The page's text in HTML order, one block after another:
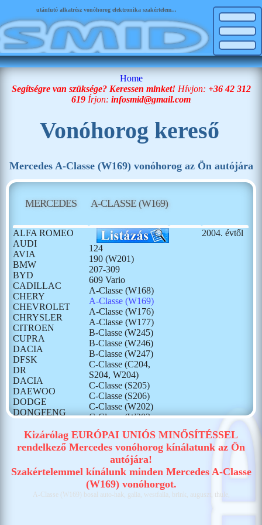
utánfutó alkatrész vonóhorog elektronika szakértelem...
Home
Segítségre van szüksége? Keressen minket! Hívjon: +36 42 312
619 Írjon: infosmid@gmail.com
Vonóhorog kereső
Mercedes A-Classe (W169) vonóhorog az Ön autójára
MERCEDES A-CLASSE (W169)
ALFA ROMEO
AUDI
AVIA
BMW
BYD
CADILLAC
CHERY
CHEVROLET
CHRYSLER
CITROEN
CUPRA
DACIA
DFSK
DR
DACIA
DAEWOO
DODGE
DONGFENG
FORD
GONOW
HUMMER
ISUZU
124
190 (W201)
207-309
609 Vario
A-Classe (W168)
A-Classe (W169)
A-Classe (W176)
A-Classe (W177)
B-Classe (W245)
B-Classe (W246)
B-Classe (W247)
C-Classe (C204,
S204, W204)
C-Classe (S205)
C-Classe (S206)
C-Classe (W202)
C-Classe (W203,
S203)
C-Classe (W205)
C-Classe (W206)
CLA (C117, X117)
CLA (C118, X118)
Citan (W415)
Citan (W420)
2004. évtől
Kizárólag EURÓPAI UNIÓS MINŐSÍTÉSSEL
rendelkező Mercedes vonóhorog kínálatunk az Ön
autójára!
Szakértelemmel kínálunk minden Mercedes A-Classe
(W169) vonóhorgot.
A-Classe (W169) bosal auto-hak, galia, westfalia, brink, auguszt, thule,